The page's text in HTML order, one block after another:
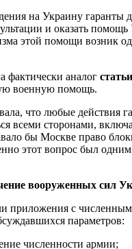
на Украину гаранты
и оказать
этой помощи возник
фактически аналог
военную помощь.
что любые действия
всеми сторонами,
бы Москве право
этот вопрос был
вооруженных сил
приложения с
параметров:
численности армии;